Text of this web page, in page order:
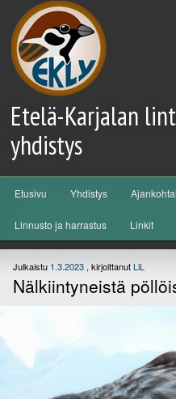
Etelä-Karjalan
yhdistys
Siirry sisältöön
Siirry toissijaiseen sisältöön
Etusivu Yhdistys
Linnusto ja harrastus Linkit
Julkaistu 1.3.2023 , kirjoittanutLiL
Nälkiintyneistä